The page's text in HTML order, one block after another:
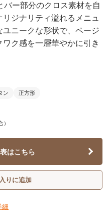
ー部分のクロス素材を自
ジナリティ溢れるメニュ
ニークな形状で、ページ
ク感を一層華やかに引き
ン 正方形
はこちら
りに追加
細